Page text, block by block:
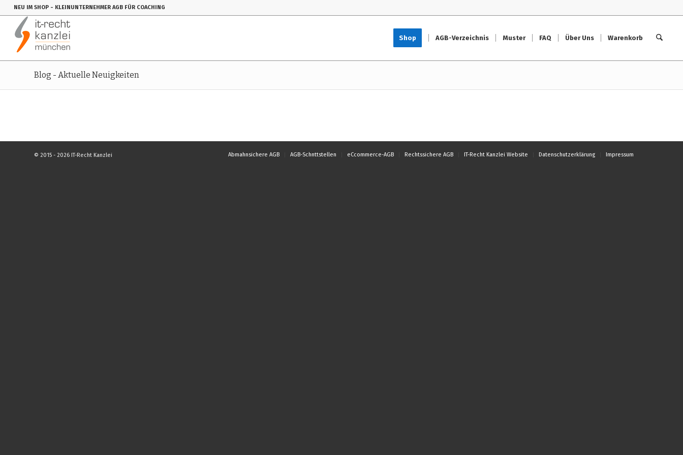
NEU IM SHOP - KLEINUNTERNEHMER AGB FÜR COACHING
Shop AGB-Verzeichnis Muster FAQ Über Uns Warenkorb
Blog - Aktuelle Neuigkeiten
© 2015 - 2026 IT-Recht Kanzlei Abmahnsichere AGB AGB-Schnttstellen eCcommerce-AGB Rechtssichere AGB IT-Recht Kanzlei Website Datenschutzerklärung Impressum